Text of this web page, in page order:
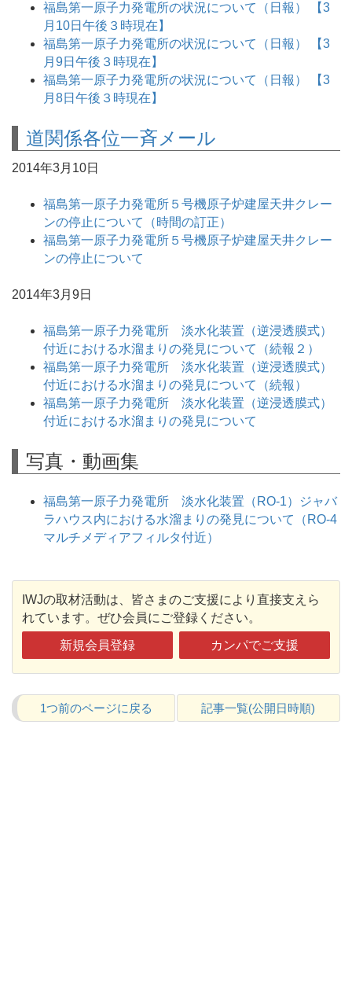
福島第一原子力発電所の状況について（日報） 【3
月10日午後３時現在】
福島第一原子力発電所の状況について（日報） 【3
月9日午後３時現在】
福島第一原子力発電所の状況について（日報） 【3
月8日午後３時現在】
道関係各位一斉メール
2014年3月10日
福島第一原子力発電所５号機原子炉建屋天井クレー
ンの停止について（時間の訂正）
福島第一原子力発電所５号機原子炉建屋天井クレー
ンの停止について
2014年3月9日
福島第一原子力発電所 淡水化装置（逆浸透膜式）
付近における水溜まりの発見について（続報２）
福島第一原子力発電所 淡水化装置（逆浸透膜式）
付近における水溜まりの発見について（続報）
福島第一原子力発電所 淡水化装置（逆浸透膜式）
付近における水溜まりの発見について
写真・動画集
福島第一原子力発電所 淡水化装置（RO-1）ジャバ
ラハウス内における水溜まりの発見について（RO-4
マルチメディアフィルタ付近）
IWJの取材活動は、皆さまのご支援により直接支えら
れています。ぜひ会員にご登録ください。
新規会員登録 カンパでご支援
1つ前のページに戻る 記事一覧(公開日時順)